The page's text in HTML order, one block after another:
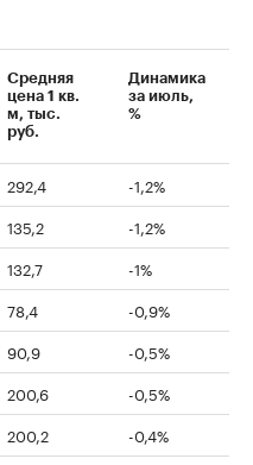
Средняя
цена 1 кв.
м, тыс.
руб.
Динамика
за июль,
%
292,4
-1,2%
135,2
-1,2%
132,7
-1%
78,4
-0,9%
90,9
-0,5%
200,6
-0,5%
200,2
-0,4%